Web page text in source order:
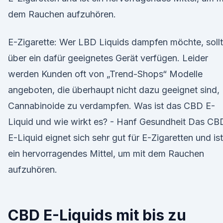
dem Rauchen aufzuhören.
E-Zigarette: Wer LBD Liquids dampfen möchte,
über ein dafür geeignetes Gerät verfügen. Leider
werden Kunden oft von „Trend-Shops“ Modelle
angeboten, die überhaupt nicht dazu geeignet sind,
Cannabinoide zu verdampfen. Was ist das CBD E-
Liquid und wie wirkt es? - Hanf Gesundheit Das
E-Liquid eignet sich sehr gut für E-Zigaretten und ist
ein hervorragendes Mittel, um mit dem Rauchen
aufzuhören.
CBD E-Liquids mit bis zu